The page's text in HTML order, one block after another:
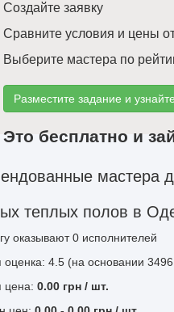
Создайте заявку
Сравните условия и цены
Выберите мастера по
Разместите задание и
Это бесплатно и
мастера
теплых полов в
оказывают0 исполнителей
4.5 (на основании 3496
цена: 0.00 грн / шт.